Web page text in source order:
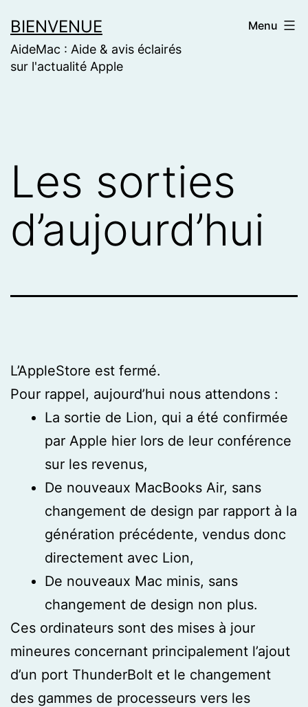
to
content
BIENVENUE
AideMac : Aide & avis éclairés
sur l'actualité Apple
Menu
Les sorties
d’aujourd’hui
L’AppleStore est fermé.
Pour rappel, aujourd’hui nous attendons :
La sortie de Lion, qui a été confirmée
par Apple hier lors de leur conférence
sur les revenus,
De nouveaux MacBooks Air, sans
changement de design par rapport à la
génération précédente, vendus donc
directement avec Lion,
De nouveaux Mac minis, sans
changement de design non plus.
Ces ordinateurs sont des mises à jour
mineures concernant principalement l’ajout
d’un port ThunderBolt et le changement
des gammes de processeurs vers les